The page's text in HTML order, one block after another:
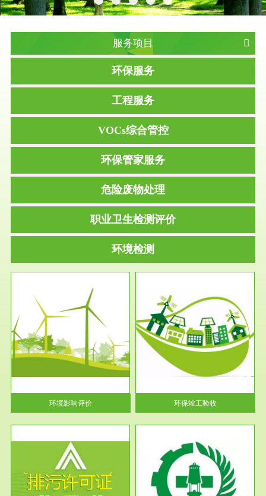
服务项目
环保服务
工程服务
VOCs综合管控
环保管家服务
危险废物处理
职业卫生检测评价
环境检测
环境影响评价
服务范围
环保竣工验收
根据《建设项目环境保护管理条
例》第十七条 编制环境影响报
告书、...
环保竣工验收
服务范围